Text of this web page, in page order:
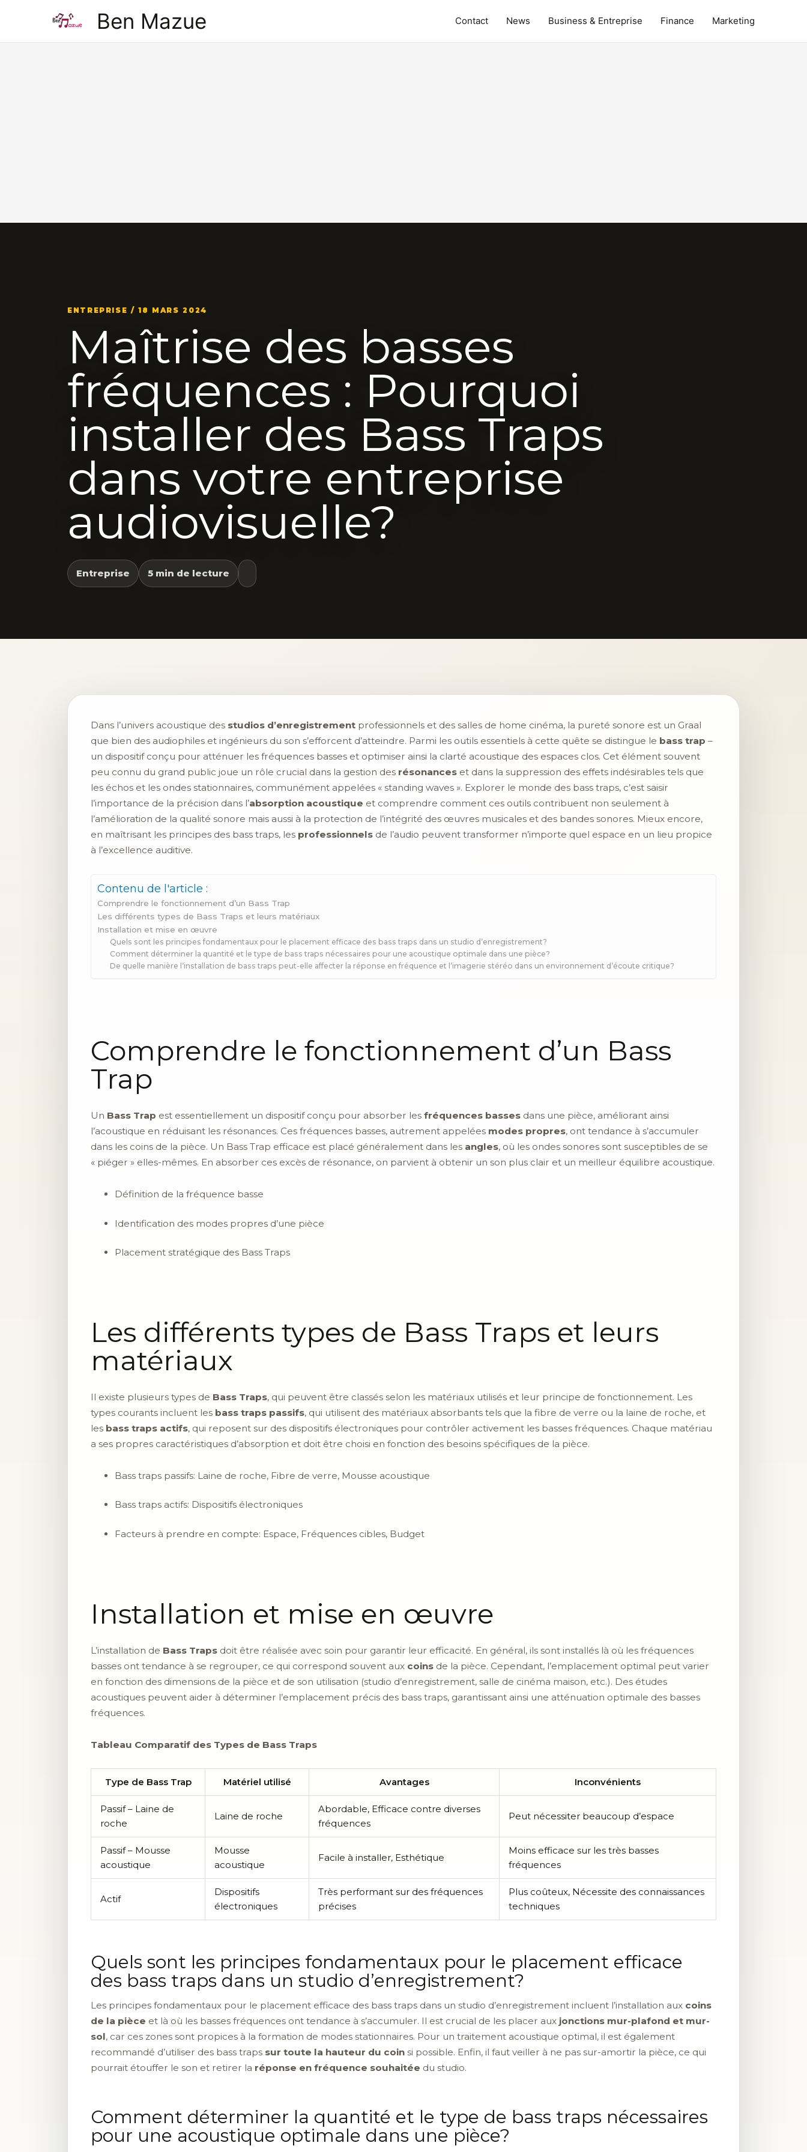
Ben Mazue Contact News Business & Entreprise Finance Marketing
ENTREPRISE / 18 MARS 2024
Maîtrise des basses
fréquences : Pourquoi
installer des Bass Traps
dans votre entreprise
audiovisuelle?
Entreprise 5 min de lecture
Dans l’univers acoustique des studios d’enregistrement professionnels et des salles de home cinéma, la pureté sonore est un Graal
que bien des audiophiles et ingénieurs du son s’efforcent d’atteindre. Parmi les outils essentiels à cette quête se distingue le bass trap –
un dispositif conçu pour atténuer les fréquences basses et optimiser ainsi la clarté acoustique des espaces clos. Cet élément souvent
peu connu du grand public joue un rôle crucial dans la gestion des résonances et dans la suppression des effets indésirables tels que
les échos et les ondes stationnaires, communément appelées « standing waves ». Explorer le monde des bass traps, c’est saisir
l’importance de la précision dans l’absorption acoustique et comprendre comment ces outils contribuent non seulement à
l’amélioration de la qualité sonore mais aussi à la protection de l’intégrité des œuvres musicales et des bandes sonores. Mieux encore,
en maîtrisant les principes des bass traps, les professionnels de l’audio peuvent transformer n’importe quel espace en un lieu propice
à l’excellence auditive.
Contenu de l'article :
Comprendre le fonctionnement d’un Bass Trap
Les différents types de Bass Traps et leurs matériaux
Installation et mise en œuvre
Quels sont les principes fondamentaux pour le placement efficace des bass traps dans un studio d’enregistrement?
Comment déterminer la quantité et le type de bass traps nécessaires pour une acoustique optimale dans une pièce?
De quelle manière l’installation de bass traps peut-elle affecter la réponse en fréquence et l’imagerie stéréo dans un environnement d’écoute critique?
Comprendre le fonctionnement d’un Bass
Trap
Un Bass Trap est essentiellement un dispositif conçu pour absorber les fréquences basses dans une pièce, améliorant ainsi
l’acoustique en réduisant les résonances. Ces fréquences basses, autrement appelées modes propres, ont tendance à s’accumuler
dans les coins de la pièce. Un Bass Trap efficace est placé généralement dans les angles, où les ondes sonores sont susceptibles de se
« piéger » elles-mêmes. En absorber ces excès de résonance, on parvient à obtenir un son plus clair et un meilleur équilibre acoustique.
Définition de la fréquence basse
Identification des modes propres d’une pièce
Placement stratégique des Bass Traps
Les différents types de Bass Traps et leurs
matériaux
Il existe plusieurs types de Bass Traps, qui peuvent être classés selon les matériaux utilisés et leur principe de fonctionnement. Les
types courants incluent les bass traps passifs, qui utilisent des matériaux absorbants tels que la fibre de verre ou la laine de roche, et
les bass traps actifs, qui reposent sur des dispositifs électroniques pour contrôler activement les basses fréquences. Chaque matériau
a ses propres caractéristiques d’absorption et doit être choisi en fonction des besoins spécifiques de la pièce.
Bass traps passifs: Laine de roche, Fibre de verre, Mousse acoustique
Bass traps actifs: Dispositifs électroniques
Facteurs à prendre en compte: Espace, Fréquences cibles, Budget
Installation et mise en œuvre
L’installation de Bass Traps doit être réalisée avec soin pour garantir leur efficacité. En général, ils sont installés là où les fréquences
basses ont tendance à se regrouper, ce qui correspond souvent aux coins de la pièce. Cependant, l’emplacement optimal peut varier
en fonction des dimensions de la pièce et de son utilisation (studio d’enregistrement, salle de cinéma maison, etc.). Des études
acoustiques peuvent aider à déterminer l’emplacement précis des bass traps, garantissant ainsi une atténuation optimale des basses
fréquences.
Tableau Comparatif des Types de Bass Traps
Type de Bass Trap Matériel utilisé Avantages Inconvénients
Passif – Laine de
roche
Laine de roche
Abordable, Efficace contre diverses
fréquences
Peut nécessiter beaucoup d’espace
Passif – Mousse
acoustique
Mousse
acoustique
Facile à installer, Esthétique
Moins efficace sur les très basses
fréquences
Actif
Dispositifs
électroniques
Très performant sur des fréquences
précises
Plus coûteux, Nécessite des connaissances
techniques
Quels sont les principes fondamentaux pour le placement efficace
des bass traps dans un studio d’enregistrement?
Les principes fondamentaux pour le placement efficace des bass traps dans un studio d’enregistrement incluent l’installation aux coins
de la pièce et là où les basses fréquences ont tendance à s’accumuler. Il est crucial de les placer aux jonctions mur-plafond et mur-
sol, car ces zones sont propices à la formation de modes stationnaires. Pour un traitement acoustique optimal, il est également
recommandé d’utiliser des bass traps sur toute la hauteur du coin si possible. Enfin, il faut veiller à ne pas sur-amortir la pièce, ce qui
pourrait étouffer le son et retirer la réponse en fréquence souhaitée du studio.
Comment déterminer la quantité et le type de bass traps nécessaires
pour une acoustique optimale dans une pièce?